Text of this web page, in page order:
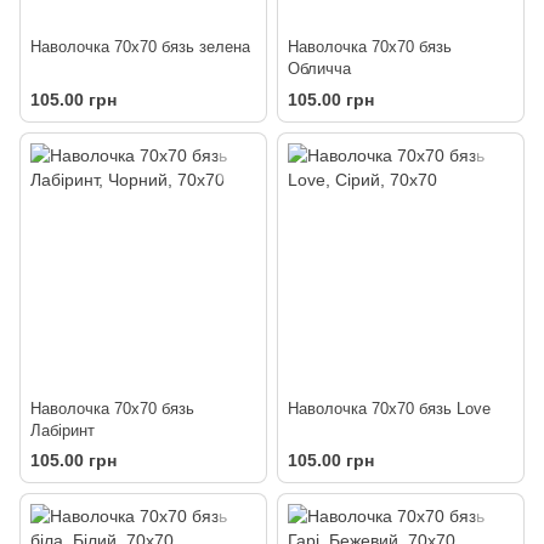
Наволочка 70х70 бязь зелена
105.00 грн
Наволочка 70х70 бязь
Обличча
105.00 грн
Наволочка 70х70 бязь
Лабіринт
105.00 грн
Наволочка 70х70 бязь Love
105.00 грн